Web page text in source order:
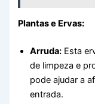
Plantas e Ervas:
Arruda: Esta
de limpeza e
pode ajudar a
entrada.